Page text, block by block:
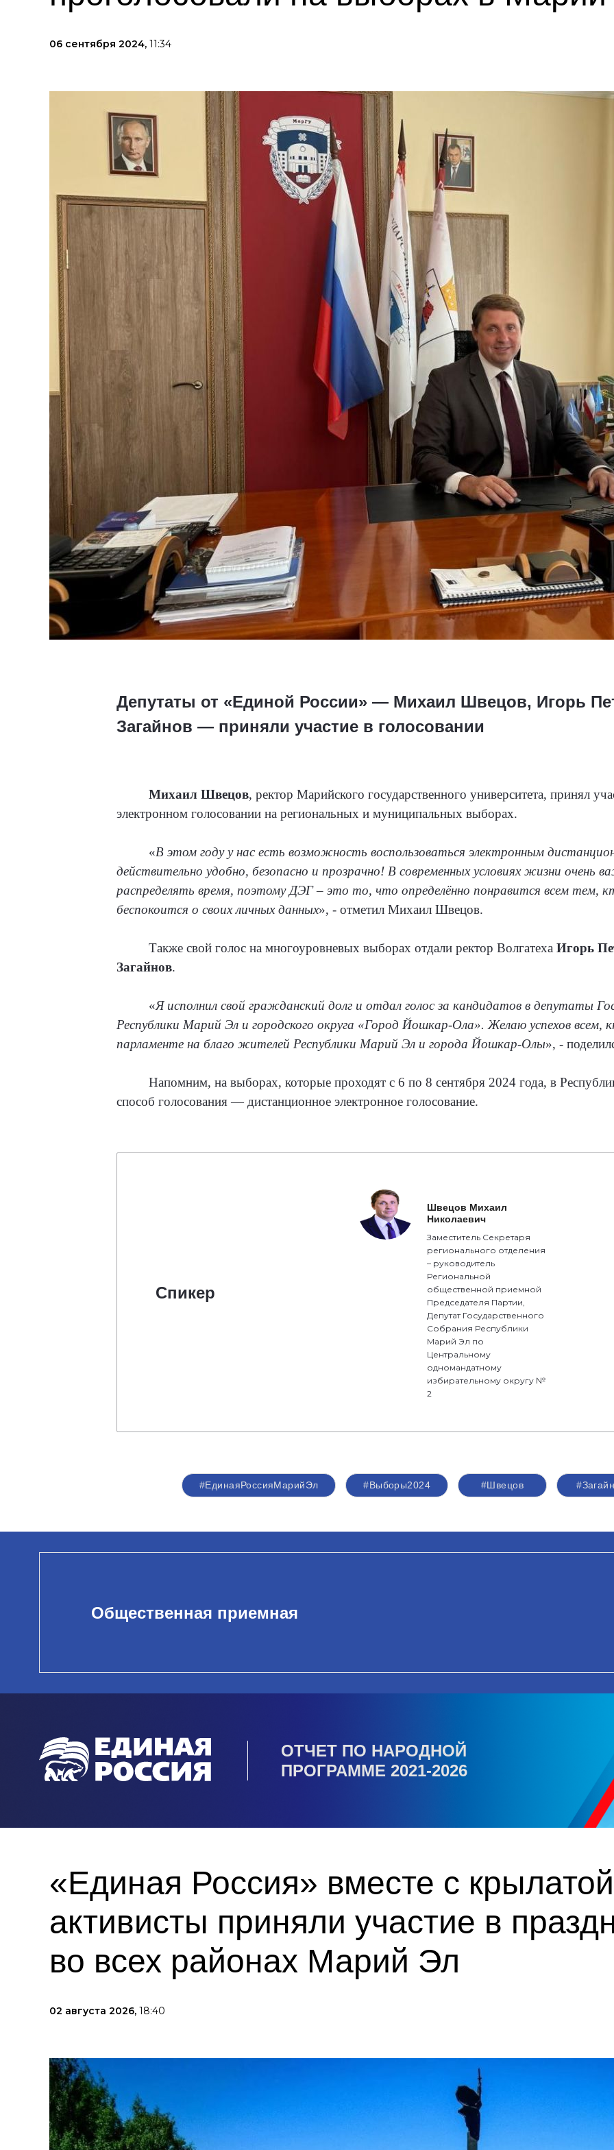
06 сентября 2024, 11:34
Депутаты от «Единой России» — Михаил Швецов, Игорь
Загайнов — приняли участие в голосовании
Михаил Швецов, ректор Марийского государственного университета, принял
электронном голосовании на региональных и муниципальных выборах.
«В этом году у нас есть возможность воспользоваться электронным
действительно удобно, безопасно и прозрачно! В современных условиях жизни очень
распределять время, поэтому ДЭГ – это то, что определённо понравится всем тем,
беспокоится о своих личных данных», - отметил Михаил Швецов.
Также свой голос на многоуровневых выборах отдали ректор Волгатеха Игорь
Загайнов.
«Я исполнил свой гражданский долг и отдал голос за кандидатов в депутаты
Республики Марий Эл и городского округа «Город Йошкар-Ола». Желаю успехов всем,
парламенте на благо жителей Республики Марий Эл и города Йошкар-Олы», -
Напомним, на выборах, которые проходят с 6 по 8 сентября 2024 года, в
способ голосования — дистанционное электронное голосование.
Спикер
Швецов Михаил
Николаевич
Заместитель Секретаря
регионального отделения
– руководитель
Региональной
общественной приемной
Председателя Партии,
Депутат Государственного
Собрания Республики
Марий Эл по
Центральному
одномандатному
избирательному округу №
2
#ЕдинаяРоссияМарийЭл #Выборы2024 #Швецов
Общественная приемная
ОТЧЕТ ПО НАРОДНОЙ
ПРОГРАММЕ 2021-2026
«Единая Россия» вместе с
активисты приняли участие в
во всех районах Марий Эл
02 августа 2026, 18:40